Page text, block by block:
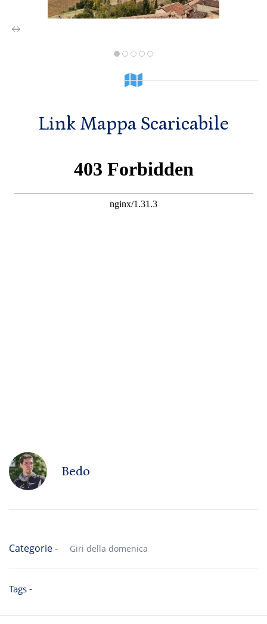
Link Mappa Scaricabile
Bedo
Categorie - Giri della domenica
Tags -